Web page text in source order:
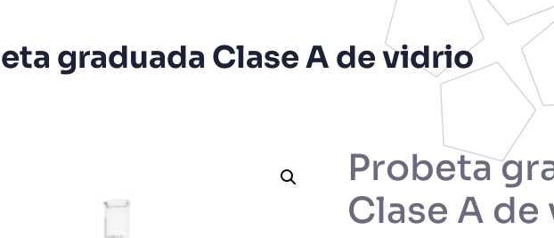
graduada Clase A de vidrio
Probeta
Clase A